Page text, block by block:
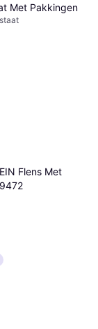
Met Pakkingen
Flens Met